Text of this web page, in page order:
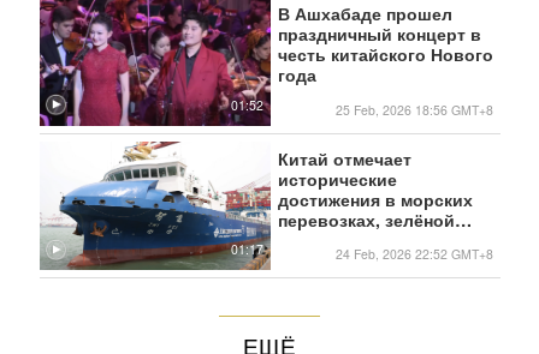
01:52
В Ашхабаде прошел
праздничный концерт в
честь китайского Нового
года
25 Feb, 2026 18:56 GMT+8
01:17
Китай отмечает
исторические
достижения в морских
перевозках, зелёной
астрономии24 Feb, 2026 22:52 GMT+8
ЕЩЁ